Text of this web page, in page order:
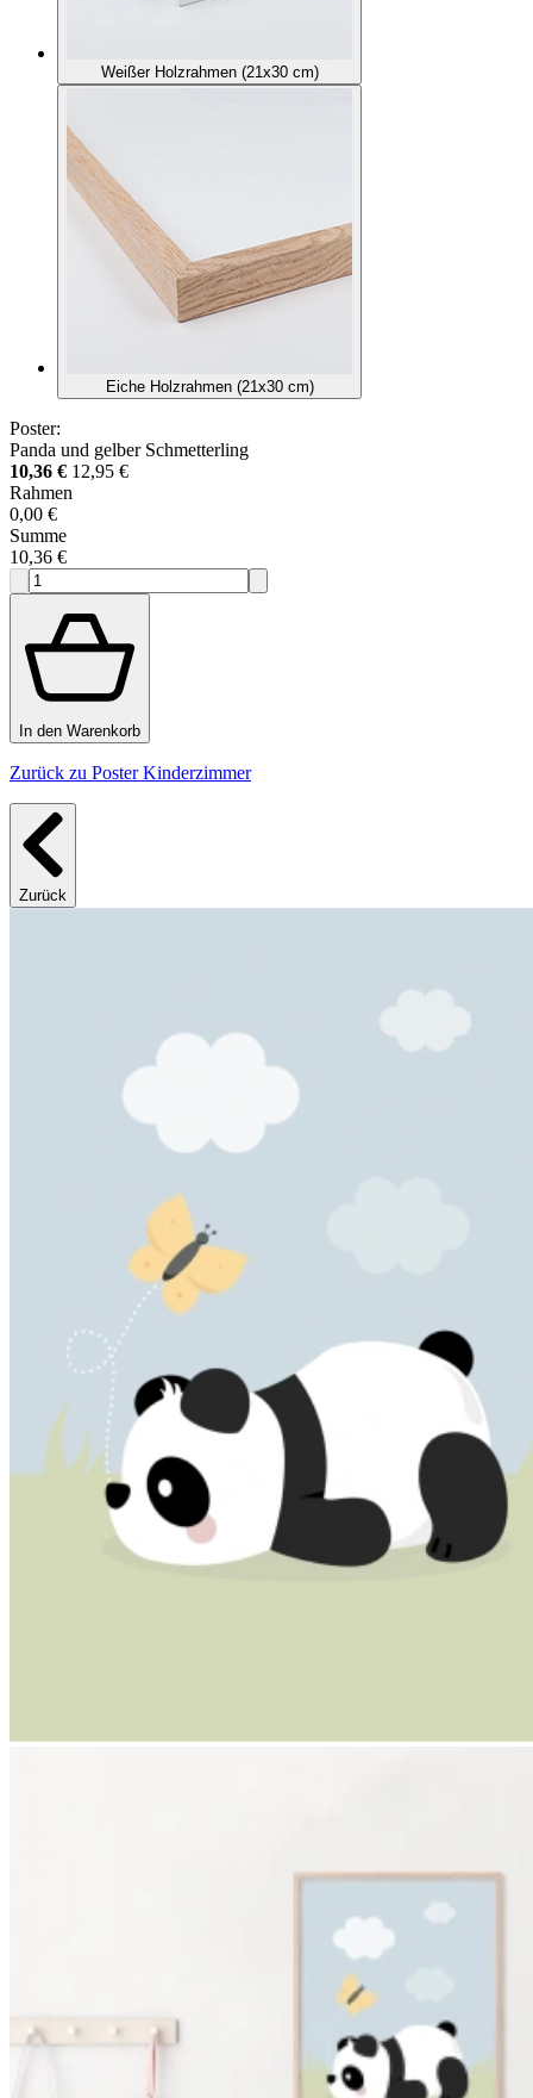
Weißer Holzrahmen (21x30 cm)
Eiche Holzrahmen (21x30 cm)
Poster:
Panda und gelber Schmetterling
10,36 € 12,95 €
Rahmen
0,00 €
Summe
10,36 €
In den Warenkorb
Zurück zu Poster Kinderzimmer
Zurück